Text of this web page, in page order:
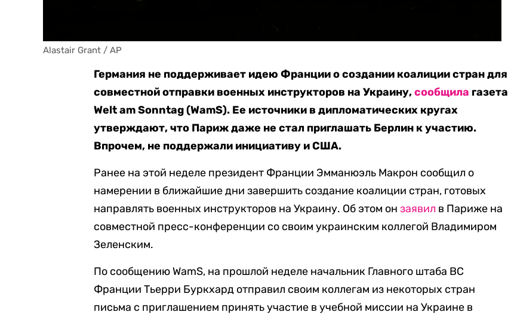
Alastair Grant / AP
Германия не поддерживает идею Франции о создании коалиции стран для
совместной отправки военных инструкторов на Украину,сообщила газета
Welt am Sonntag (WamS). Ее источники в дипломатических кругах
утверждают, что Париж даже не стал приглашать Берлин к участию.
Впрочем, не поддержали инициативу и США.
Ранее на этой неделе президент Франции Эмманюэль Макрон сообщил о
намерении в ближайшие дни завершить создание коалиции стран, готовых
направлять военных инструкторов на Украину. Об этом онзаявил в Париже на
совместной пресс-конференции со своим украинским коллегой Владимиром
Зеленским.
По сообщению WamS, на прошлой неделе начальник Главного штаба ВС
Франции Тьерри Буркхард отправил своим коллегам из некоторых стран
письма с приглашением принять участие в учебной миссии на Украине в